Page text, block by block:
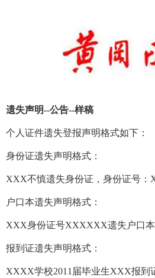
遗失声明--公告--样稿
个人证件遗失登报声明格式如下：
身份证遗失声明格式：
XXX不慎遗失身份证，身份证号：
户口本遗失声明格式：
XXX身份证号XXXXXX遗失户口本
报到证遗失声明格式：
XXXX学校2011届毕业生XXX报到